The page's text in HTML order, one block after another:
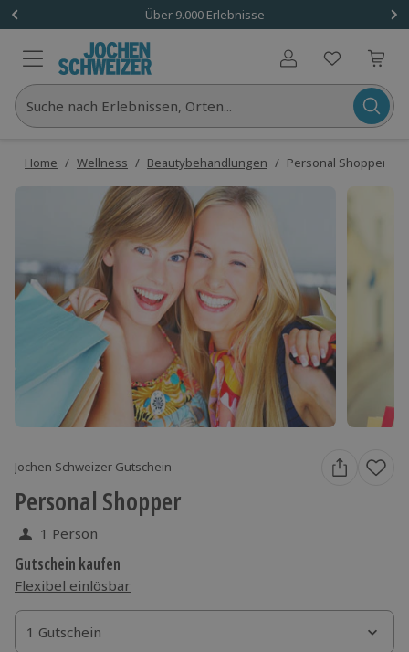
Über 9.000 Erlebnisse
Benutzerkonto
Suche nach Erlebnissen, Orten...
Home / Wellness / Beautybehandlungen / Personal Shopper
Jochen Schweizer Gutschein
Personal Shopper
1 Person
Gutschein kaufen
Flexibel einlösbar
1 Gutschein
1 Gutschein
1 Gutschein